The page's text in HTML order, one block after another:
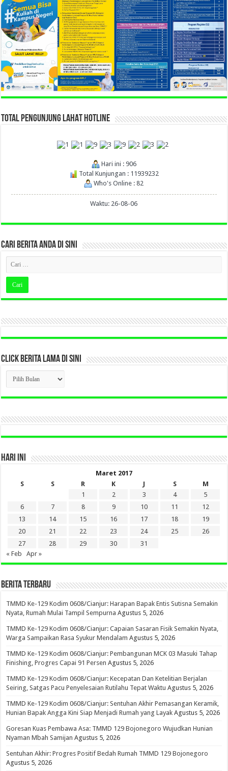
TOTAL PENGUNJUNG LAHAT HOTLINE
Hari ini : 906
Total Kunjungan : 11939232
Who's Online : 82
Waktu: 26-08-06
CARI BERITA ANDA DI SINI
CLICK BERITA LAMA DI SINI
CLICK
BERITA
LAMA
DI
HARI INI
Maret 2017
S
S R K J S
M
1
2 3 4
5
6
7 8 9 10 11
12
13
14 15 16 17 18
19
20
21 22 23 24 25
26
27
28 29 30
31
« Feb
Apr »
BERITA TERBARU
TMMD Ke-129 Kodim 0608/Cianjur: Harapan Bapak Entis Sutisna Semakin
Nyata, Rumah Mulai Tampil Sempurna Agustus 5, 2026
TMMD Ke-129 Kodim 0608/Cianjur: Capaian Sasaran Fisik Semakin Nyata,
Warga Sampaikan Rasa Syukur Mendalam Agustus 5, 2026
TMMD Ke-129 Kodim 0608/Cianjur: Pembangunan MCK 03 Masuki Tahap
Finishing, Progres Capai 91 Persen Agustus 5, 2026
TMMD Ke-129 Kodim 0608/Cianjur: Kecepatan Dan Ketelitian Berjalan
Seiring, Satgas Pacu Penyelesaian Rutilahu Tepat Waktu Agustus 5, 2026
TMMD Ke-129 Kodim 0608/Cianjur: Sentuhan Akhir Pemasangan Keramik,
Hunian Bapak Angga Kini Siap Menjadi Rumah yang Layak Agustus 5, 2026
Goresan Kuas Pembawa Asa: TMMD 129 Bojonegoro Wujudkan Hunian
Nyaman Mbah Samijan Agustus 5, 2026
Sentuhan Akhir: Progres Positif Bedah Rumah TMMD 129 Bojonegoro
Agustus 5, 2026